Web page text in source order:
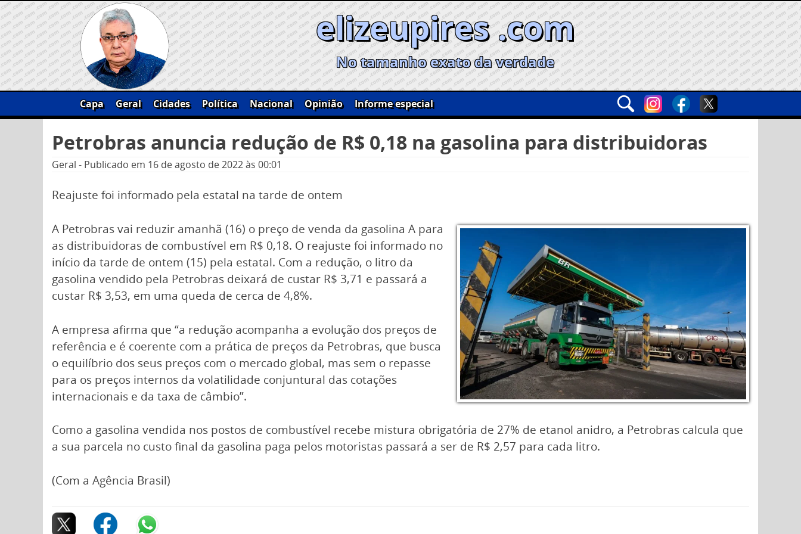
Skip
to
content
elizeupires .com
No tamanho exato da verdade
Capa Geral Cidades Política Nacional Opinião
Informe especial
por:
Petrobras anuncia redução de R$ 0,18 na gasolina para distribuidoras
Geral - Publicado em 16 de agosto de 2022às 00:01
Reajuste foi informado pela estatal na tarde de ontem
A Petrobras vai reduzir amanhã (16) o preço de venda da gasolina A para
as distribuidoras de combustível em R$ 0,18. O reajuste foi informado no
início da tarde de ontem (15) pela estatal. Com a redução, o litro da
gasolina vendido pela Petrobras deixará de custar R$ 3,71 e passará a
custar R$ 3,53, em uma queda de cerca de 4,8%.
A empresa afirma que “a redução acompanha a evolução dos preços de
referência e é coerente com a prática de preços da Petrobras, que busca
o equilíbrio dos seus preços com o mercado global, mas sem o repasse
para os preços internos da volatilidade conjuntural das cotações
internacionais e da taxa de câmbio”.
Como a gasolina vendida nos postos de combustível recebe mistura obrigatória de 27% de etanol anidro, a Petrobras calcula que
a sua parcela no custo final da gasolina paga pelos motoristas passará a ser de R$ 2,57 para cada litro.
(Com a Agência Brasil)